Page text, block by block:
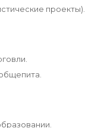
проекты).